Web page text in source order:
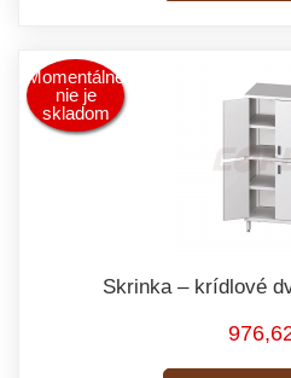
Momentálne
nie je
skladom
Skrinka – krídlové